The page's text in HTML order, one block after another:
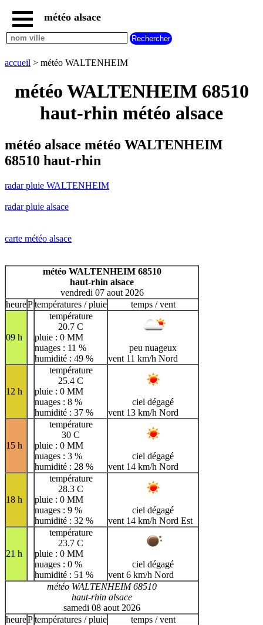
accueil
radar
WALTENHEIM
météo
alsace
carte
météo
météo
H
I J K L M
N
T
U
V
W X Y Z
météo alsace
accueil > météo WALTENHEIM
météo WALTENHEIM 68510
haut-rhin météo alsace
météo alsace météo WALTENHEIM
68510 haut-rhin
radar pluie WALTENHEIM
radar pluie alsace
carte météo alsace
météo WALTENHEIM 68510
haut-rhin alsace
vendredi 07 aout 2026
heurePtempératures / pluie temps / vent
09 h
température
20.7 C
pluie : 0 MM
nuages : 11 %
humidité : 49 %
peu nuageux
vent 11 km/h Nord
12 h
température
25.4 C
pluie : 0 MM
nuages : 8 %
humidité : 37 %
ciel dégagé
vent 13 km/h Nord
15 h
température
30 C
pluie : 0 MM
nuages : 3 %
humidité : 28 %
ciel dégagé
vent 14 km/h Nord
18 h
température
28.3 C
pluie : 0 MM
nuages : 9 %
humidité : 32 %
ciel dégagé
vent 14 km/h Nord Est
21 h
température
23.7 C
pluie : 0 MM
nuages : 0 %
humidité : 51 %
ciel dégagé
vent 6 km/h Nord
météo WALTENHEIM 68510
haut-rhin alsace
samedi 08 aout 2026
heurePtempératures / pluie temps / vent